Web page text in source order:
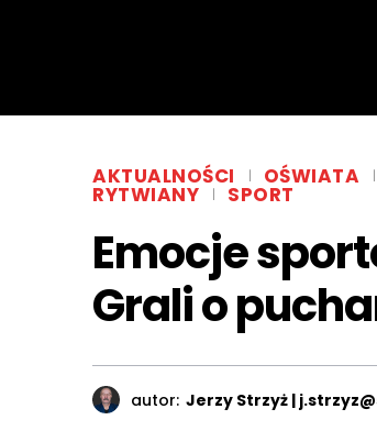
AKTUALNOŚCI OŚWIATA
RYTWIANY SPORT
Emocje
Grali o
autor: Jerzy Strzyż |